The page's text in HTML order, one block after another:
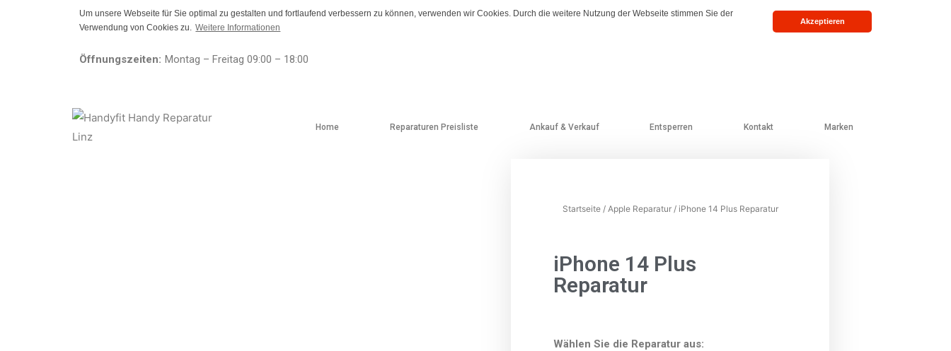
Um unsere Webseite für Sie optimal zu gestalten und fortlaufend verbessern zu können, verwenden wir Cookies. Durch die weitere Nutzung der Webseite stimmen Sie der
Verwendung von Cookies zu. Weitere Informationen
Akzeptieren
Öffnungszeiten: Montag – Freitag 09:00 – 18:00
Home Reparaturen Preisliste Ankauf & Verkauf Entsperren Kontakt Marken
Startseite/ Apple Reparatur/ iPhone 14 Plus Reparatur
iPhone 14 Plus
Reparatur
Wählen Sie die Reparatur aus: